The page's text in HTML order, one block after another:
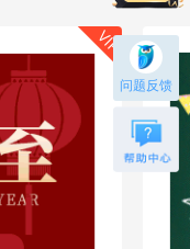
VIP
问题反馈